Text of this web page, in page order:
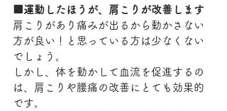
■運動したほうが、肩こりが改善します
肩こりがあり痛みが出るから動かさない
方が良い！と思っている方は少なくない
でしょう。
しかし、体を動かして血流を促進するの
は、肩こりや腰痛の改善にとても効果的
です。